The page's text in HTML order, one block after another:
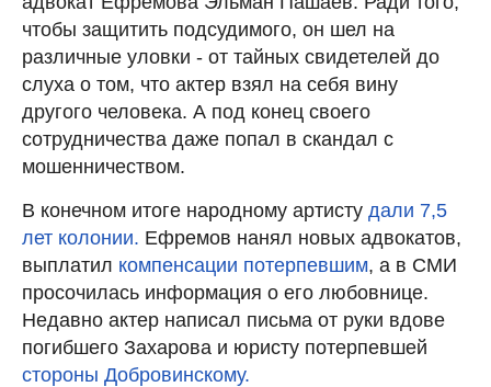
чтобы защитить подсудимого, он шел на
различные уловки - от тайных свидетелей до
слуха о том, что актер взял на себя вину
другого человека. А под конец своего
сотрудничества даже попал в скандал с
мошенничеством.
В конечном итоге народному артисту дали 7,5
лет колонии. Ефремов нанял новых адвокатов,
выплатил компенсации потерпевшим, а в СМИ
просочилась информация о его любовнице.
Недавно актер написал письма от руки вдове
погибшего Захарова и юристу потерпевшей
стороны Добровинскому.